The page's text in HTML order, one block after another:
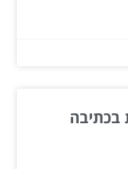
בכתיבה